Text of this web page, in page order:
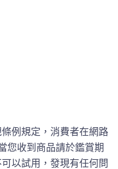
例規定，消費者在網路
您收到商品請於鑑賞期
以試用，發現有任何問